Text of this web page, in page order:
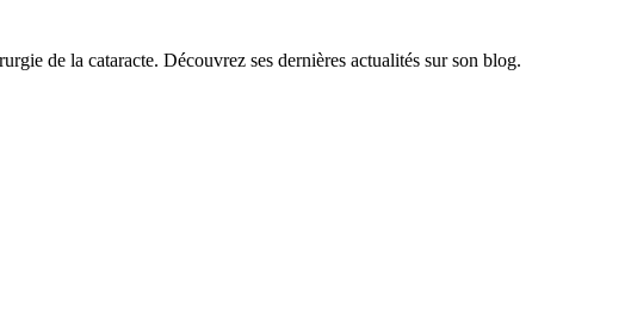
de la cataracte. Découvrez ses dernières actualités sur son blog.